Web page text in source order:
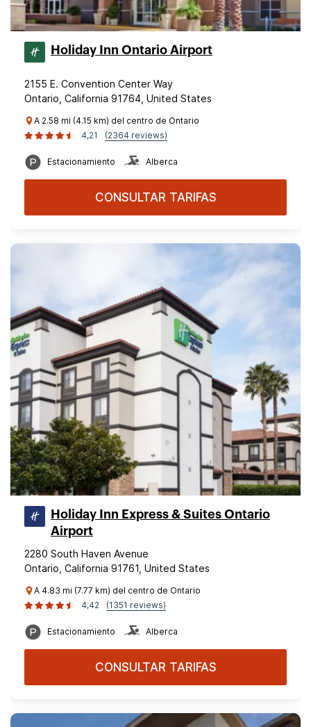
Holiday Inn Ontario Airport
2155 E. Convention Center Way
Ontario, California 91764, United States
A 2.58 mi (4.15 km) del centro de Ontario
4,21
(2364 reviews)
Estacionamiento Alberca
CONSULTAR TARIFAS
Holiday Inn Express & Suites Ontario
Airport
2280 South Haven Avenue
Ontario, California 91761, United States
A 4.83 mi (7.77 km) del centro de Ontario
4,42
(1351 reviews)
Estacionamiento Alberca
CONSULTAR TARIFAS